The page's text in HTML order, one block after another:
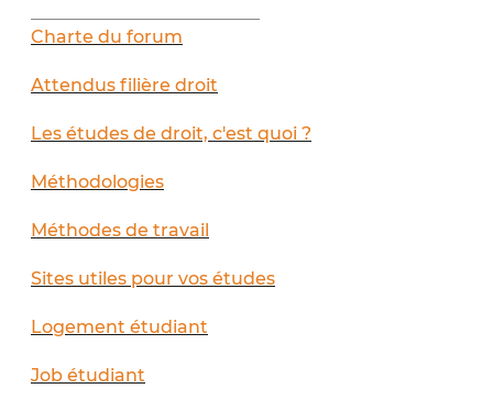
Charte du forum
Attendus filière droit
Les études de droit, c'est quoi ?
Méthodologies
Méthodes de travail
Sites utiles pour vos études
Logement étudiant
Job étudiant